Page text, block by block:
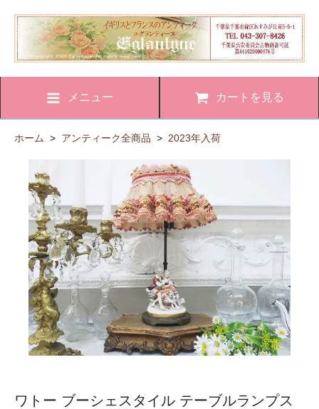
メニュー カートを見る
ホーム > アンティーク全商品 > 2023年入荷
ワトー ブーシェスタイル テーブルランプス